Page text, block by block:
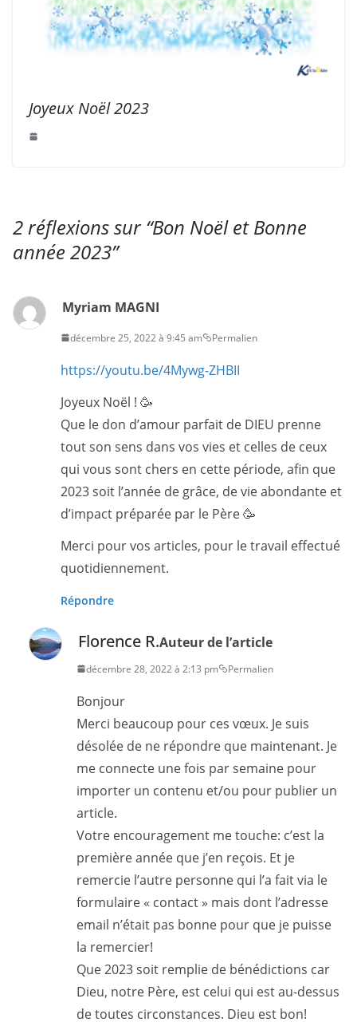
Joyeux Noël 2023
2 réflexions sur “Bon Noël et Bonne
année 2023”
Myriam MAGNI
décembre 25, 2022 à 9:45 am Permalien
https://youtu.be/4Mywg-ZHBII
Joyeux Noël ! 🥳
Que le don d’amour parfait de DIEU prenne
tout son sens dans vos vies et celles de ceux
qui vous sont chers en cette période, afin que
2023 soit l’année de grâce, de vie abondante et
d’impact préparée par le Père 🥳
Merci pour vos articles, pour le travail effectué
quotidiennement.
Répondre
Florence R.Auteur de l’article
décembre 28, 2022 à 2:13 pm Permalien
Bonjour
Merci beaucoup pour ces vœux. Je suis
désolée de ne répondre que maintenant. Je
me connecte une fois par semaine pour
importer un contenu et/ou pour publier un
article.
Votre encouragement me touche: c’est la
première année que j’en reçois. Et je
remercie l’autre personne qui l’a fait via le
formulaire « contact » mais dont l’adresse
email n’était pas bonne pour que je puisse
la remercier!
Que 2023 soit remplie de bénédictions car
Dieu, notre Père, est celui qui est au-dessus
de toutes circonstances. Dieu est bon!